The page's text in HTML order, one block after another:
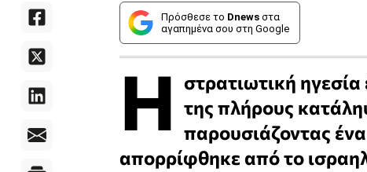
Πρόσθεσε το Dnews στα
αγαπημένα σου στη Google
Η στρατιωτική
της πλήρους
παρουσιάζοντας
απορρίφθηκε από το